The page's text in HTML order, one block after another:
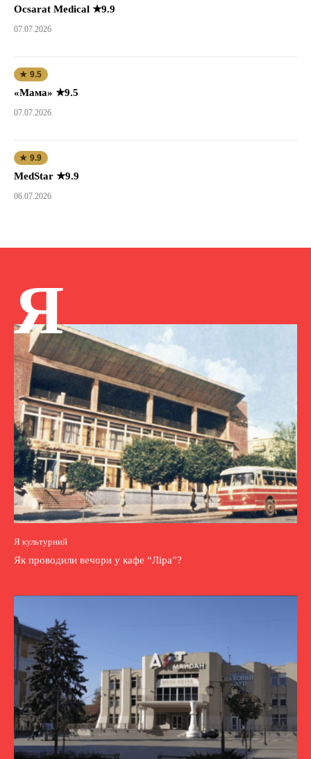
Ocsarat Medical ★9.9
07.07.2026
★ 9.5
«Мама» ★9.5
07.07.2026
★ 9.9
MedStar ★9.9
06.07.2026
Я
Я культурний
Як проводили вечори у кафе “Ліра”?